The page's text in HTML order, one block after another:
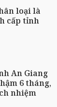
loại là
cấp tỉnh
An Giang
6 tháng,
nhiệm